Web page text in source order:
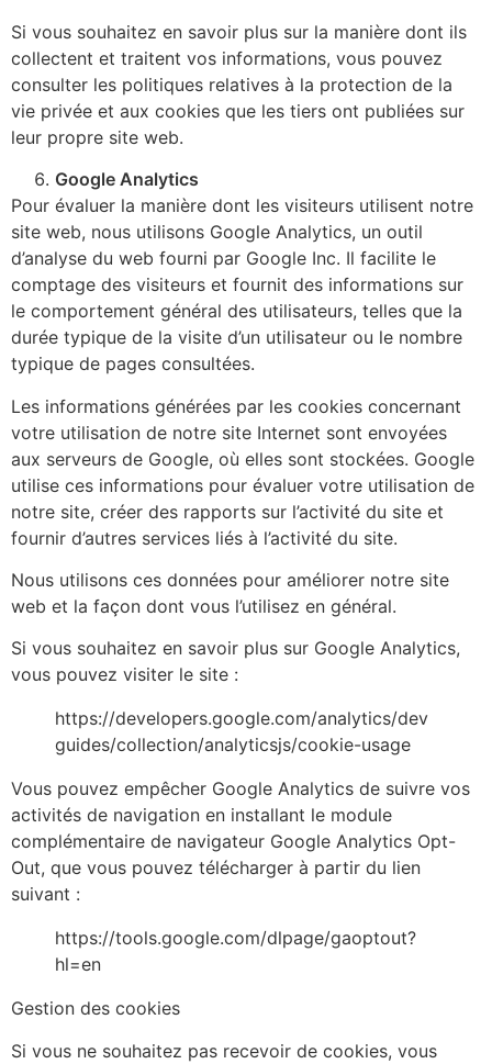
Si vous souhaitez en savoir plus sur la manière dont ils
collectent et traitent vos informations, vous pouvez
consulter les politiques relatives à la protection de la
vie privée et aux cookies que les tiers ont publiées sur
leur propre site web.
Google Analytics
Pour évaluer la manière dont les visiteurs utilisent notre
site web, nous utilisons Google Analytics, un outil
d’analyse du web fourni par Google Inc. Il facilite le
comptage des visiteurs et fournit des informations sur
le comportement général des utilisateurs, telles que la
durée typique de la visite d’un utilisateur ou le nombre
typique de pages consultées.
Les informations générées par les cookies concernant
votre utilisation de notre site Internet sont envoyées
aux serveurs de Google, où elles sont stockées. Google
utilise ces informations pour évaluer votre utilisation de
notre site, créer des rapports sur l’activité du site et
fournir d’autres services liés à l’activité du site.
Nous utilisons ces données pour améliorer notre site
web et la façon dont vous l’utilisez en général.
Si vous souhaitez en savoir plus sur Google Analytics,
vous pouvez visiter le site :
https://developers.google.com/analytics/dev
guides/collection/analyticsjs/cookie-usage
Vous pouvez empêcher Google Analytics de suivre vos
activités de navigation en installant le module
complémentaire de navigateur Google Analytics Opt-
Out, que vous pouvez télécharger à partir du lien
suivant :
https://tools.google.com/dlpage/gaoptout?
hl=en
Gestion des cookies
Si vous ne souhaitez pas recevoir de cookies, vous